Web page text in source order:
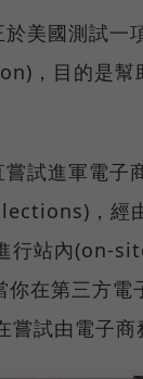
美國測試一
，目的是
試進軍電子
，經
行站內(on-
你在第三方
試由電子商